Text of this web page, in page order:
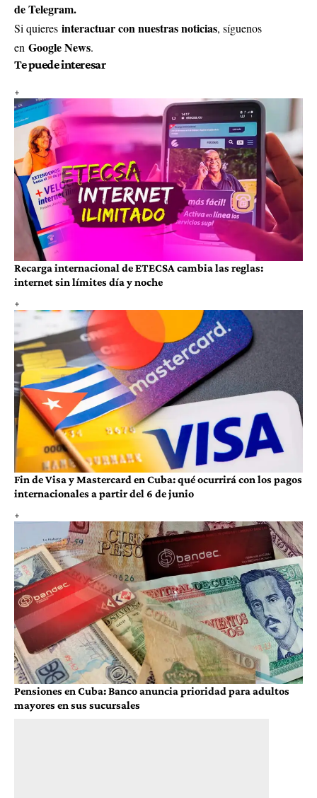
de Telegram.
Si quieres interactuar con nuestras noticias, síguenos
en Google News.
Te puede interesar
Recarga internacional de ETECSA cambia las reglas:
internet sin límites día y noche
Fin de Visa y Mastercard en Cuba: qué ocurrirá con los pagos
internacionales a partir del 6 de junio
Pensiones en Cuba: Banco anuncia prioridad para adultos
mayores en sus sucursales